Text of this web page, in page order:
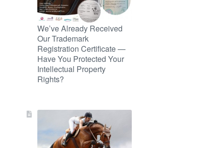
We’ve Already Received
Our Trademark
Registration Certificate —
Have You Protected Your
Intellectual Property
Rights?